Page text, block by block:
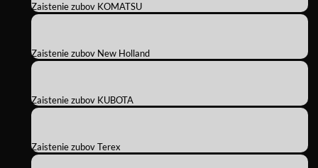
Zaistenie zubov KOMATSU
Zaistenie zubov New Holland
Zaistenie zubov KUBOTA
Zaistenie zubov Terex